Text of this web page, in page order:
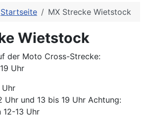
Startseite MX Strecke Wietstock
Wietstock
der Moto Cross-Strecke:
Uhr
Uhr
Uhr und 13 bis 19 Uhr Achtung:
12-13 Uhr